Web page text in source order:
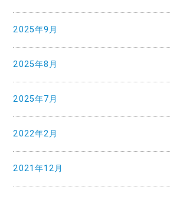
2025年9月
2025年8月
2025年7月
2022年2月
2021年12月